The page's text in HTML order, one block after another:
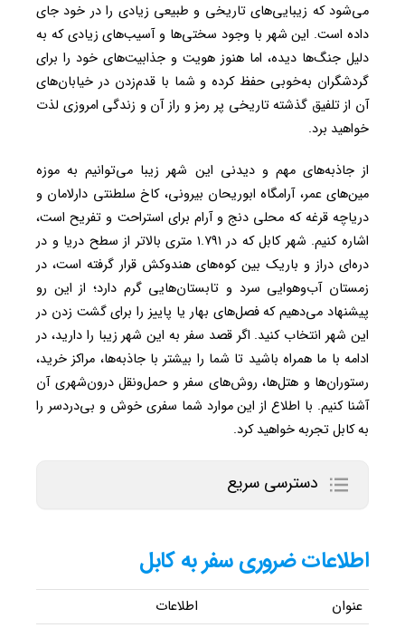
می‌شود که زیبایی‌های تاریخی و طبیعی زیادی را در خود جای
داده است. این شهر با وجود سختی‌ها و آسیب‌های زیادی که به
دلیل جنگ‌ها دیده، اما هنوز هویت و جذابیت‌های خود را برای
گردشگران به‌خوبی حفظ کرده و شما با قدم‌زدن در خیابان‌های
آن از تلفیق گذشته تاریخی پر رمز و راز آن و زندگی امروزی لذت
خواهید برد.
از جاذبه‌های مهم و دیدنی این شهر زیبا می‌توانیم به موزه
مین‌های عمر، آرامگاه ابوریحان بیرونی، کاخ سلطنتی دارلامان و
دریاچه قرغه که محلی دنج و آرام برای استراحت و تفریح است،
اشاره کنیم. شهر کابل که در ۱.۷۹۱ متری بالاتر از سطح دریا و در
دره‌ای دراز و باریک بین کوه‌های هندوکش قرار گرفته است، در
زمستان آب‌وهوایی سرد و تابستان‌هایی گرم دارد؛ از این رو
پیشنهاد می‌دهیم که فصل‌های بهار یا پاییز را برای گشت زدن در
این شهر انتخاب کنید. اگر قصد سفر به این شهر زیبا را دارید، در
ادامه با ما همراه باشید تا شما را بیشتر با جاذبه‌ها، مراکز خرید،
رستوران‌ها و هتل‌ها، روش‌های سفر و حمل‌ونقل درون‌شهری آن
آشنا کنیم. با اطلاع از این موارد شما سفری خوش و بی‌دردسر را
به کابل تجربه خواهید کرد.
دسترسی سریع
اطلاعات ضروری سفر به کابل
عنوان
اطلاعات